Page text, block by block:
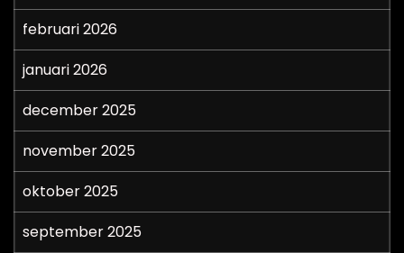
februari 2026
januari 2026
december 2025
november 2025
oktober 2025
september 2025